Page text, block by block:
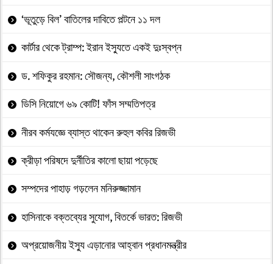
‘ভূতুড়ে বিল’ বাতিলের দাবিতে পল্টনে ১১ দল
কার্টার থেকে ট্রাম্প: ইরান ইস্যুতে একই দুঃস্বপ্ন
ড. শফিকুর রহমান: সৌজন্য, কৌশলী সাংগঠক
ডিসি নিয়োগে ৬৯ কোটি! ফাঁস সম্মতিপত্র
নীরব কর্মযজ্ঞে ব্যাস্ত থাকেন রুহুল কবির রিজভী
ক্রীড়া পরিষদে দুর্নীতির কালো ছায়া পড়েছে
সম্পদের পাহাড় গড়লেন মনিরুজ্জামান
হাসিনাকে বক্তব্যের সুযোগ, বিতর্কে ভারত: রিজভী
অপ্রয়োজনীয় ইস্যু এড়ানোর আহ্বান প্রধানমন্ত্রীর